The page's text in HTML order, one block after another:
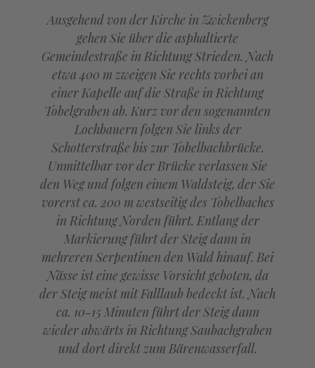
Ausgehend von der Kirche in Zwickenberg
gehen Sie über die asphaltierte
Gemeindestraße in Richtung Strieden. Nach
etwa 400 m zweigen Sie rechts vorbei an
einer Kapelle auf die Straße in Richtung
Tobelgraben ab. Kurz vor den sogenannten
Lochbauern folgen Sie links der
Schotterstraße bis zur Tobelbachbrücke.
Unmittelbar vor der Brücke verlassen Sie
den Weg und folgen einem Waldsteig, der Sie
vorerst ca. 200 m westseitig des Tobelbaches
in Richtung Norden führt. Entlang der
Markierung führt der Steig dann in
mehreren Serpentinen den Wald hinauf. Bei
Nässe ist eine gewisse Vorsicht geboten, da
der Steig meist mit Falllaub bedeckt ist. Nach
ca. 10-15 Minuten führt der Steig dann
wieder abwärts in Richtung Saubachgraben
und dort direkt zum Bärenwasserfall.